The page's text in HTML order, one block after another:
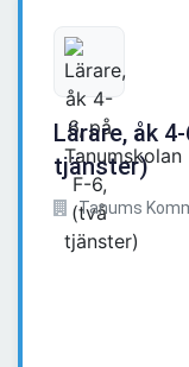
Lärare, åk
tjänster)
Tanums